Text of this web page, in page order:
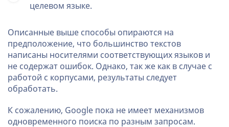
целевом языке.
Описанные выше способы опираются на
предположение, что большинство текстов
написаны носителями соответствующих языков и
не содержат ошибок. Однако, так же как в случае с
работой с корпусами, результаты следует
обработать.
К сожалению, Google пока не имеет механизмов
одновременного поиска по разным запросам.